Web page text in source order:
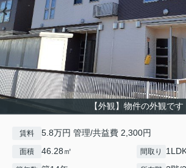
【外観】物件の外観です
賃料 5.8万円 管理/共益費 2,300円
面積 46.28㎡ 間取り